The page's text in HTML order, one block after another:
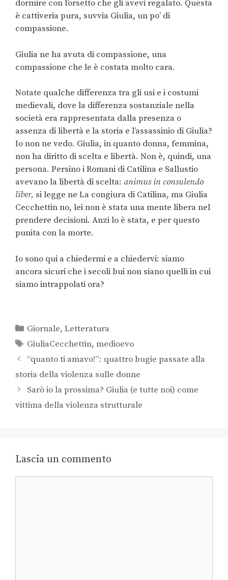
dormire con l’orsetto che gli avevi regalato. Questa
è cattiveria pura, suvvia Giulia, un po’ di
compassione.
Giulia ne ha avuta di compassione, una
compassione che le è costata molto cara.
Notate qualche differenza tra gli usi e i costumi
medievali, dove la differenza sostanziale nella
società era rappresentata dalla presenza o
assenza di libertà e la storia e l’assassinio di Giulia?
Io non ne vedo. Giulia, in quanto donna, femmina,
non ha diritto di scelta e libertà. Non è, quindi, una
persona. Persino i Romani di Catilina e Sallustio
avevano la libertà di scelta: animus in consulendo
liber, si legge ne La congiura di Catilina, ma Giulia
Cecchettin no, lei non è stata una mente libera nel
prendere decisioni. Anzi lo è stata, e per questo
punita con la morte.
Io sono qui a chiedermi e a chiedervi: siamo
ancora sicuri che i secoli bui non siano quelli in cui
siamo intrappolati ora?
Giornale,Letteratura
GiuliaCecchettin,medioevo
“quanto ti amavo!”: quattro bugie passate alla
storia della violenza sulle donne
Sarò io la prossima? Giulia (e tutte noi) come
vittima della violenza strutturale
Lascia un commento